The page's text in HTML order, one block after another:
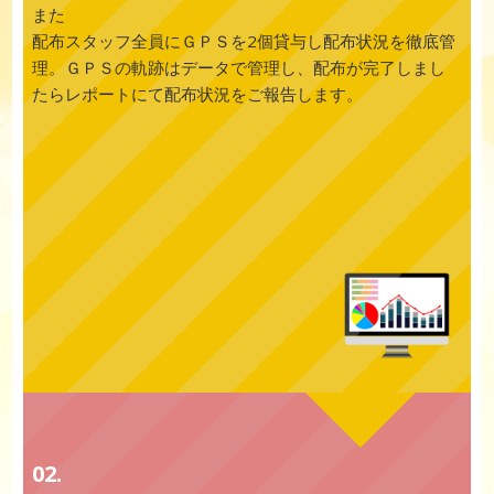
また
配布スタッフ全員にＧＰＳを2個貸与し配布状況を徹底管
理。ＧＰＳの軌跡はデータで管理し、配布が完了しまし
たらレポートにて配布状況をご報告します。
02.